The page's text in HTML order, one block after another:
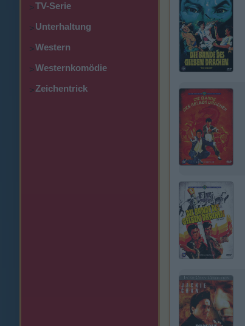
>TV-Serie
>Unterhaltung
>Western
>Westernkomödie
>Zeichentrick